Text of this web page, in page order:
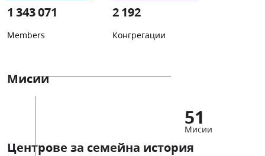
1 343 071
Members
2 192
Конгрегации
Мисии
51
Мисии
Центрове за семейна история